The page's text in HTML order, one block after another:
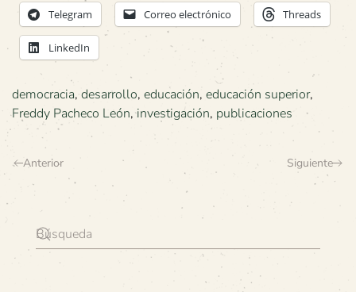
Telegram Correo electrónico Threads
LinkedIn
democracia, desarrollo, educación, educación superior,
Freddy Pacheco León,investigación, publicaciones
Anterior Siguiente